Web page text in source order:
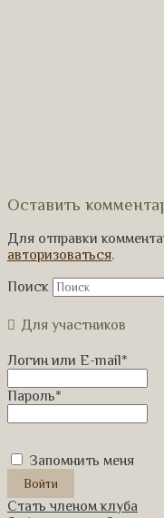
Оставить
Для отправки
авторизоваться.
Поиск
Для участников
Логин или E-mail*
Пароль*
Запомнить меня
Стать членом клуба